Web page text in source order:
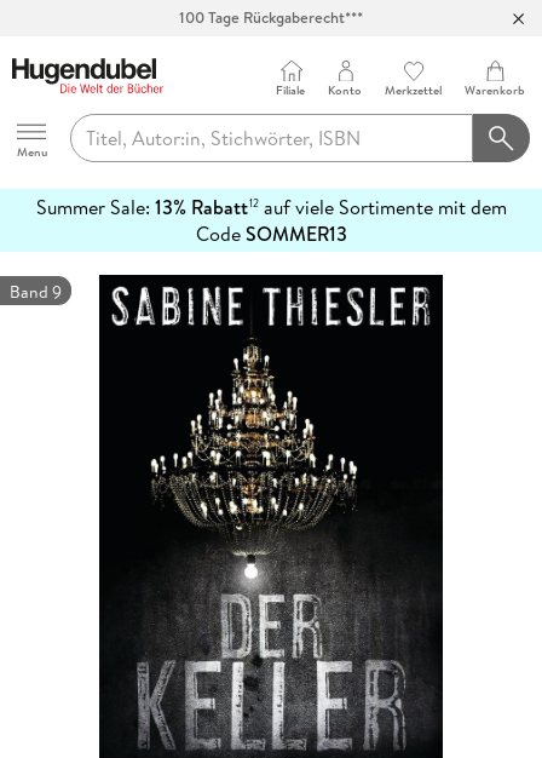
100 Tage Rückgaberecht***
Hugendubel
Menu
Filiale Konto Merkzettel Warenkorb
Summer Sale: 13% Rabatt12auf viele Sortimente mit dem
CodeSOMMER13
erfahren
Band 9